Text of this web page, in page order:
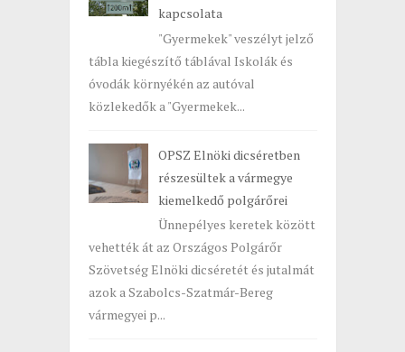
kapcsolata
"Gyermekek" veszélyt jelző
tábla kiegészítő táblával Iskolák és
óvodák környékén az autóval
közlekedők a "Gyermekek...
OPSZ Elnöki dicséretben
részesültek a vármegye
kiemelkedő polgárőrei
Ünnepélyes keretek között
vehették át az Országos Polgárőr
Szövetség Elnöki dicséretét és jutalmát
azok a Szabolcs-Szatmár-Bereg
vármegyei p...